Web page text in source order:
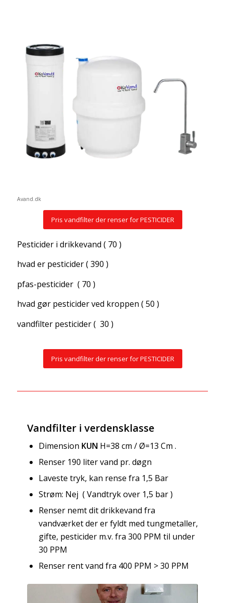
Avand.dk
Pris vandfilter der renser for PESTICIDER
Pesticider i drikkevand ( 70 )
hvad er pesticider ( 390 )
pfas-pesticider ( 70 )
hvad gør pesticider ved kroppen ( 50 )
vandfilter pesticider ( 30 )
Pris vandfilter der renser for PESTICIDER
Vandfilter i verdensklasse
Dimension KUN H=38 cm / Ø=13 Cm .
Renser 190 liter vand pr. døgn
Laveste tryk, kan rense fra 1,5 Bar
Strøm: Nej ( Vandtryk over 1,5 bar )
Renser nemt dit drikkevand fra
vandværket der er fyldt med tungmetaller,
gifte, pesticider m.v. fra 300 PPM til under
30 PPM
Renser rent vand fra 400 PPM > 30 PPM